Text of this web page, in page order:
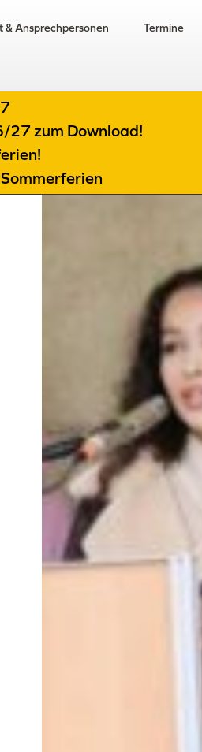
& Ansprechpersonen Termine
27 zum Download!